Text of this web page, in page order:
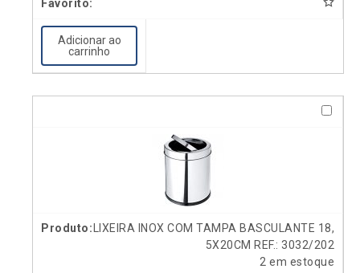
Adicionar ao
carrinho
LIXEIRA INOX COM TAMPA BASCULANTE 18,
5X20CM REF.: 3032/202
2 em estoque